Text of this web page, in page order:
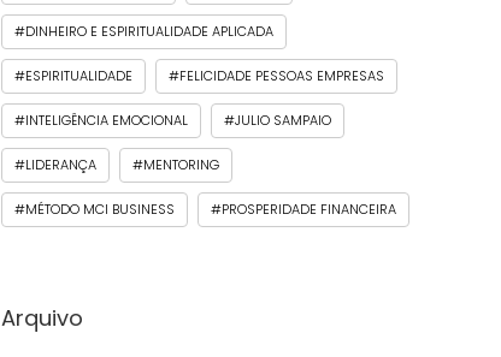
#DINHEIRO E ESPIRITUALIDADE APLICADA
#ESPIRITUALIDADE #FELICIDADE PESSOAS EMPRESAS
#INTELIGÊNCIA EMOCIONAL #JULIO SAMPAIO
#LIDERANÇA #MENTORING
#MÉTODO MCI BUSINESS #PROSPERIDADE FINANCEIRA
Arquivo